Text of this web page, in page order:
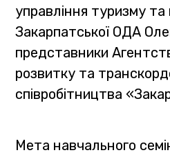
управління туризму та
Закарпатської ОДА
представники
розвитку та
співробітництва
Мета навчального